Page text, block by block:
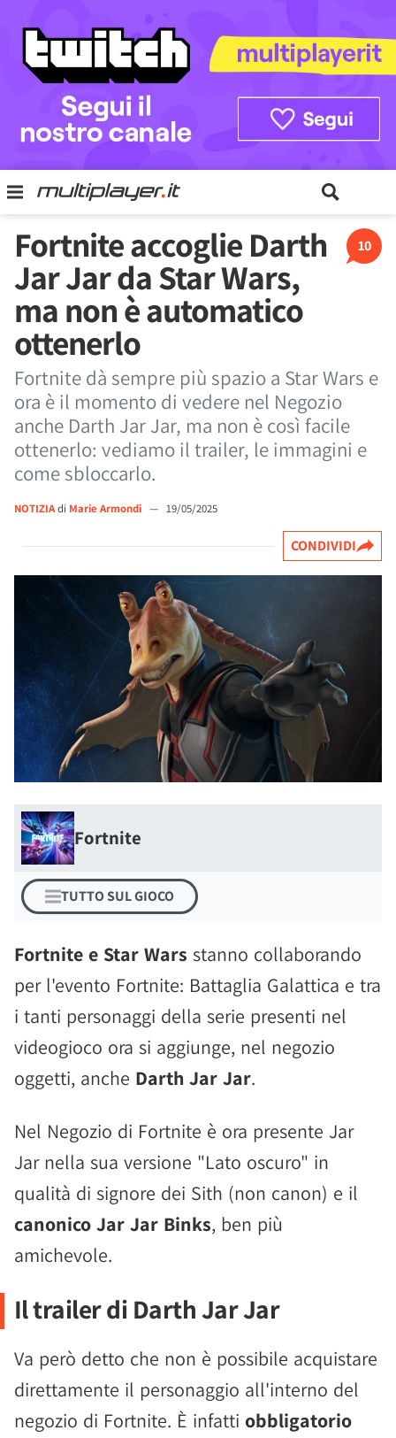
10
Fortnite accoglie Darth
Jar Jar da Star Wars,
ma non è automatico
ottenerlo
Fortnite dà sempre più spazio a Star Wars e
ora è il momento di vedere nel Negozio
anche Darth Jar Jar, ma non è così facile
ottenerlo: vediamo il trailer, le immagini e
come sbloccarlo.
NOTIZIAdi Marie Armondi — 19/05/2025
CONDIVIDI
Fortnite
TUTTO SUL GIOCO
Fortnite e Star Wars stanno collaborando
per l'evento Fortnite: Battaglia Galattica e tra
i tanti personaggi della serie presenti nel
videogioco ora si aggiunge, nel negozio
oggetti, anche Darth Jar Jar.
Nel Negozio di Fortnite è ora presente Jar
Jar nella sua versione "Lato oscuro" in
qualità di signore dei Sith (non canon) e il
canonico Jar Jar Binks, ben più
amichevole.
Il trailer di Darth Jar Jar
Va però detto che non è possibile acquistare
direttamente il personaggio all'interno del
negozio di Fortnite. È infatti obbligatorio